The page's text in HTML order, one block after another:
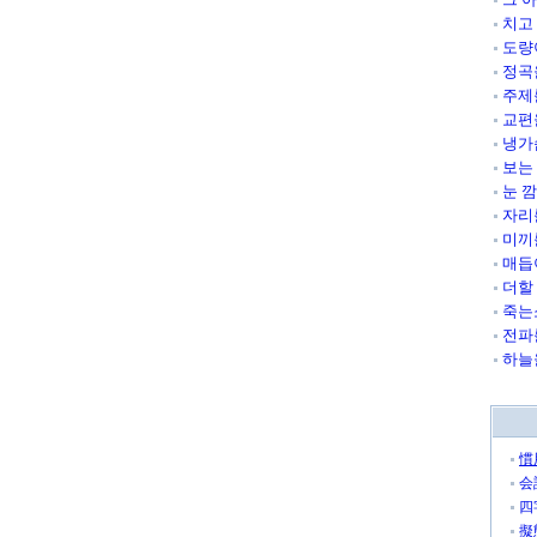
치고
도량
정곡
주제
교편
냉가
보는
눈
자리
미끼
매듭
더할
죽는
전파
하늘
慣
会
擬